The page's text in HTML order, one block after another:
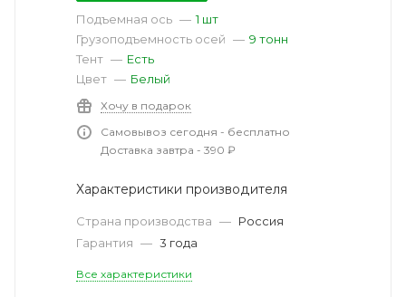
Подъемная ось — 1 шт
Грузоподъемность осей — 9 тонн
Тент — Есть
Цвет — Белый
Хочу в подарок
Самовывоз сегодня - бесплатно
Доставка завтра - 390 ₽
Характеристики производителя
Страна производства — Россия
Гарантия — 3 года
Все характеристики